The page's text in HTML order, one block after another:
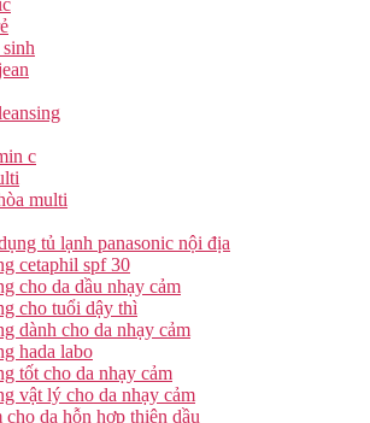
c
multi
tủ lạnh panasonic nội địa
cetaphil spf 30
cho da dầu nhạy cảm
cho tuổi dậy thì
dành cho da nhạy cảm
hada labo
tốt cho da nhạy cảm
vật lý cho da nhạy cảm
da hỗn hợp thiên dầu